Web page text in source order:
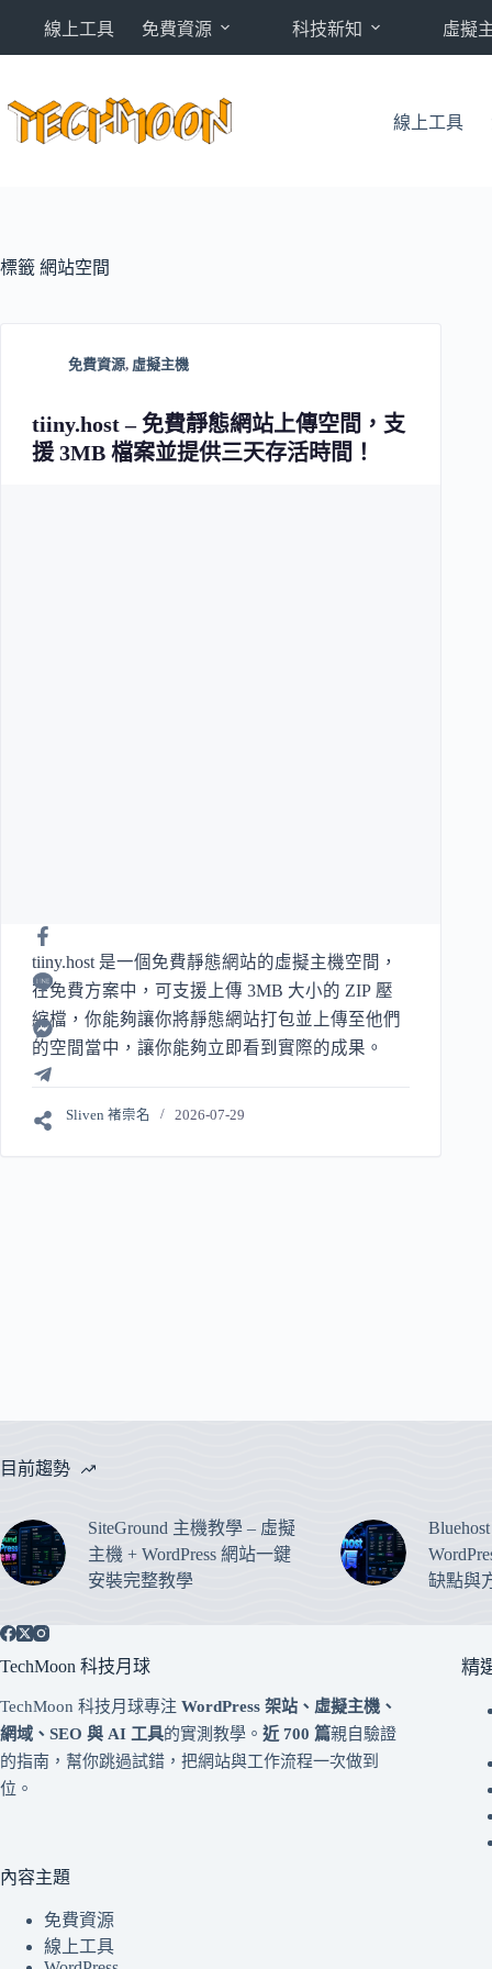
內
線上工具 免費資源 科技新知 虛擬
線上工具
標籤 網站空間
免費資源, 虛擬主機
tiiny.host – 免費靜態網站上傳空間，支
援 3MB 檔案並提供三天存活時間！
tiiny.host 是一個免費靜態網站的虛擬主機空間，
在免費方案中，可支援上傳 3MB 大小的 ZIP 壓
縮檔，你能夠讓你將靜態網站打包並上傳至他們
的空間當中，讓你能夠立即看到實際的成果。
Sliven 褚崇名 2026-07-29
目前趨勢
SiteGround 主機教學 – 虛擬
主機 + WordPress 網站一鍵
安裝完整教學
缺點與
TechMoon 科技月球
TechMoon 科技月球專注 WordPress 架站、虛擬主機、
網域、SEO 與 AI 工具的實測教學。 近 700 篇親自驗證
的指南，幫你跳過試錯，把網站與工作流程一次做到
位。
內容主題
免費資源
線上工具
精